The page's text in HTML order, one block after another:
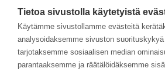
Seuraa meitä:
Tietoa sivustolla käytetyistä
Käytämme sivustollamme evästeitä
analysoidaksemme sivuston
tarjotaksemme sosiaalisen median
parantaaksemme ja räätälöidäksemme